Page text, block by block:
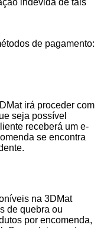
indevida de tais
de pagamento:
irá proceder com
seja possível
receberá um e-
se encontra
na 3DMat
de quebra ou
por encomenda,